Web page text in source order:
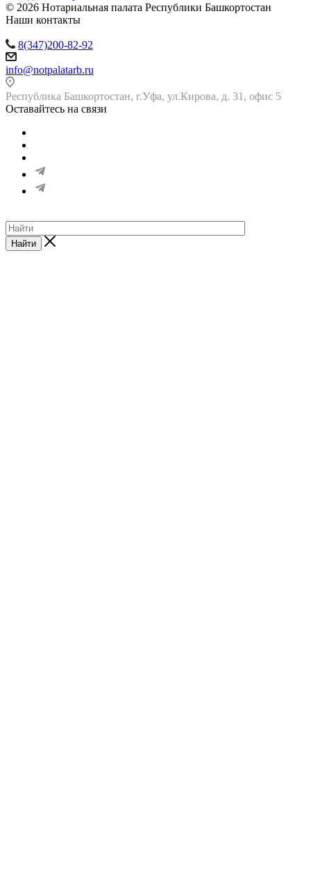
© 2026 Нотариальная палата Республики Башкортостан
Наши контакты
8(347)200-82-92
info@notpalatarb.ru
Республика Башкортостан, г.Уфа, ул.Кирова, д. 31, офис 5
Оставайтесь на связи
Найти